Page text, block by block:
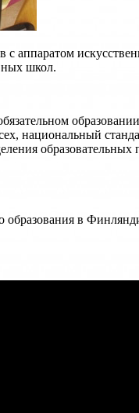
с аппаратом
школ.
национальный
образовательных
образования в